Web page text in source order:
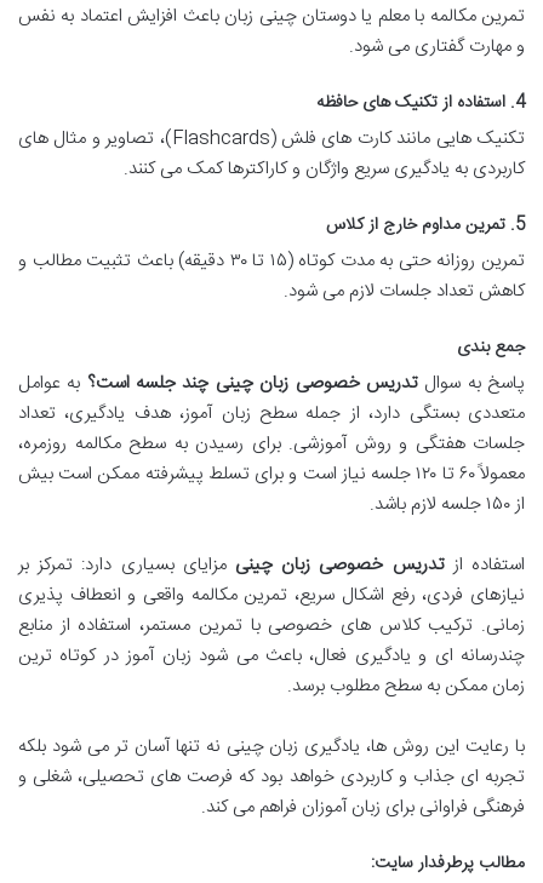
تمرین مکالمه با معلم یا دوستان چینی زبان باعث افزایش اعتماد به نفس
و مهارت گفتاری می شود.
4. استفاده از تکنیک های حافظه
تکنیک هایی مانند کارت های فلش (Flashcards)، تصاویر و مثال های
کاربردی به یادگیری سریع واژگان و کاراکترها کمک می کنند.
5. تمرین مداوم خارج از کلاس
تمرین روزانه حتی به مدت کوتاه (۱۵ تا ۳۰ دقیقه) باعث تثبیت مطالب و
کاهش تعداد جلسات لازم می شود.
جمع بندی
پاسخ به سوالتدریس خصوصی زبان چینی چند جلسه است؟ به عوامل
متعددی بستگی دارد، از جمله سطح زبان آموز، هدف یادگیری، تعداد
جلسات هفتگی و روش آموزشی. برای رسیدن به سطح مکالمه روزمره،
معمولاً ۶۰ تا ۱۲۰ جلسه نیاز است و برای تسلط پیشرفته ممکن است بیش
از ۱۵۰ جلسه لازم باشد.
استفاده ازتدریس خصوصی زبان چینی مزایای بسیاری دارد: تمرکز بر
نیازهای فردی، رفع اشکال سریع، تمرین مکالمه واقعی و انعطاف پذیری
زمانی. ترکیب کلاس های خصوصی با تمرین مستمر، استفاده از منابع
چندرسانه ای و یادگیری فعال، باعث می شود زبان آموز در کوتاه ترین
زمان ممکن به سطح مطلوب برسد.
با رعایت این روش ها، یادگیری زبان چینی نه تنها آسان تر می شود بلکه
تجربه ای جذاب و کاربردی خواهد بود که فرصت های تحصیلی، شغلی و
فرهنگی فراوانی برای زبان آموزان فراهم می کند.
مطالب پرطرفدار سایت: